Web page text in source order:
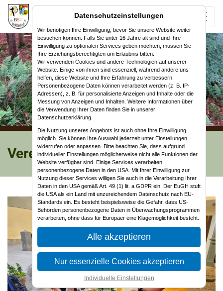
Vereinsausflug nach Weimar
Datenschutzeinstellungen
Wir benötigen Ihre Einwilligung, bevor Sie unsere Website weiter
besuchen können. Falls Sie unter 16 Jahre alt sind und Ihre
Einwilligung zu optionalen Services geben möchten, müssen Sie
Ihre Erziehungsberechtigten um Erlaubnis bitten.
Wir verwenden Cookies und andere Technologien auf unserer
Website. Einige von ihnen sind essenziell, während andere uns
helfen, diese Website und Ihre Erfahrung zu verbessern.
Personenbezogene Daten können verarbeitet werden (z. B. IP-
Adressen), z. B. für personalisierte Anzeigen und Inhalte oder die
Messung von Anzeigen und Inhalten. Weitere Informationen über
die Verwendung Ihrer Daten finden Sie in unserer
Datenschutzerklärung.
Die Nutzung unseres Angebots ist auch ohne Ihre Einwilligung
möglich. Sie können Ihre Auswahl jederzeit unter Einstellungen
widerrufen oder anpassen. Bitte beachten Sie, dass aufgrund
individueller Einstellungen möglicherweise nicht alle Funktionen der
Website verfügbar sind. Einige Services verarbeiten
personenbezogene Daten in den USA. Mit Ihrer Einwilligung zur
Nutzung dieser Services willigen Sie auch in die Verarbeitung Ihrer
Daten in den USA gemäß Art. 49 (1) lit. a GDPR ein. Der EuGH stuft
die USA als ein Land mit unzureichendem Datenschutz nach EU-
Standards ein. Es besteht beispielsweise die Gefahr, dass US-
Behörden personenbezogene Daten in Überwachungsprogrammen
verarbeiten, ohne dass für Europäer eine Klagemöglichkeit besteht.
Alle akzeptieren
Nur essenzielle Cookies akzeptieren
Individuelle Einstellungen